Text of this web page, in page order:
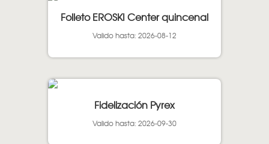
Folleto EROSKI Center quincenal
Valido hasta: 2026-08-12
Fidelización Pyrex
Valido hasta: 2026-09-30